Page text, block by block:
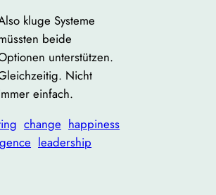
kluge Systeme
beide
unterstützen.
Nicht
einfach.
change happiness
leadership